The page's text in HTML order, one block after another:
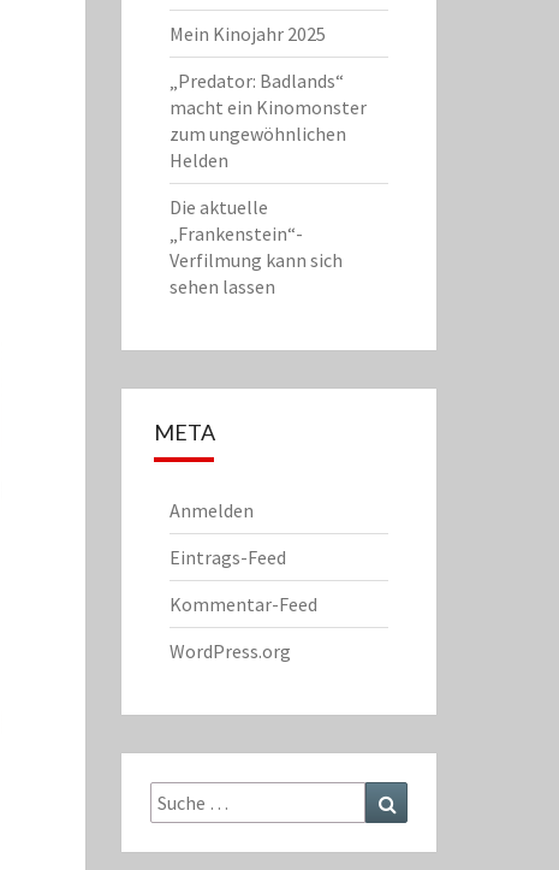
Mein Kinojahr 2025
„Predator: Badlands“
macht ein Kinomonster
zum ungewöhnlichen
Helden
Die aktuelle
„Frankenstein“-
Verfilmung kann sich
sehen lassen
META
Anmelden
Eintrags-Feed
Kommentar-Feed
WordPress.org
Suche
nach: